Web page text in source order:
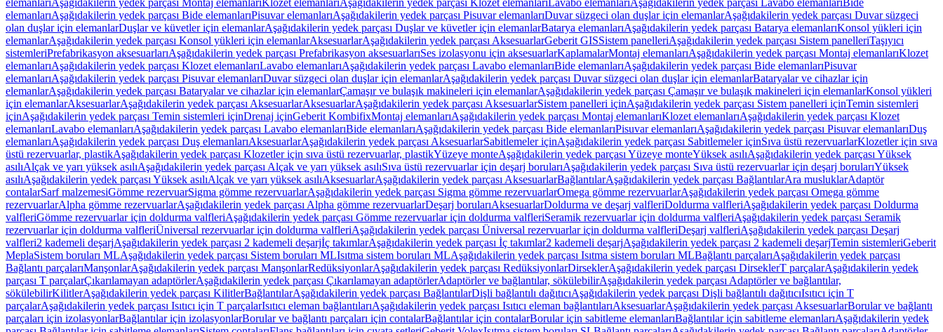
elemanlarıAşağıdakilerin yedek parçası Montaj elemanlarıKlozet elemanlarıAşağıdakilerin yedek parçası Klozet elemanlarıLavabo elemanlarıAşağıdakilerin yedek parçası Lavabo elemanlarıBide
elemanlarıAşağıdakilerin yedek parçası Bide elemanlarıPisuvar elemanlarıAşağıdakilerin yedek parçası Pisuvar elemanlarıDuvar süzgeci olan duşlar için elemanlarAşağıdakilerin yedek parçası Duvar süzgeci
olan duşlar için elemanlarDuşlar ve küvetler için elemanlarAşağıdakilerin yedek parçası Duşlar ve küvetler için elemanlarBatarya elemanlarıAşağıdakilerin yedek parçası Batarya elemanlarıKonsol yükleri için
elemanlarAşağıdakilerin yedek parçası Konsol yükleri için elemanlarAksesuarlarAşağıdakilerin yedek parçası AksesuarlarGeberit GISSistem panelleriAşağıdakilerin yedek parçası Sistem panelleriTaşıyıcı
sistemleriPrefabrikasyon aksesuarlarıAşağıdakilerin yedek parçası Prefabrikasyon aksesuarlarıSes izolasyonu için aksesuarlarKaplamalarMontaj elemanlarıAşağıdakilerin yedek parçası Montaj elemanlarıKlozet
elemanlarıAşağıdakilerin yedek parçası Klozet elemanlarıLavabo elemanlarıAşağıdakilerin yedek parçası Lavabo elemanlarıBide elemanlarıAşağıdakilerin yedek parçası Bide elemanlarıPisuvar
elemanlarıAşağıdakilerin yedek parçası Pisuvar elemanlarıDuvar süzgeci olan duşlar için elemanlarAşağıdakilerin yedek parçası Duvar süzgeci olan duşlar için elemanlarBataryalar ve cihazlar için
elemanlarAşağıdakilerin yedek parçası Bataryalar ve cihazlar için elemanlarÇamaşır ve bulaşık makineleri için elemanlarAşağıdakilerin yedek parçası Çamaşır ve bulaşık makineleri için elemanlarKonsol yükleri
için elemanlarAksesuarlarAşağıdakilerin yedek parçası AksesuarlarAksesuarlarAşağıdakilerin yedek parçası AksesuarlarSistem panelleri içinAşağıdakilerin yedek parçası Sistem panelleri içinTemin sistemleri
içinAşağıdakilerin yedek parçası Temin sistemleri içinDrenaj içinGeberit KombifixMontaj elemanlarıAşağıdakilerin yedek parçası Montaj elemanlarıKlozet elemanlarıAşağıdakilerin yedek parçası Klozet
elemanlarıLavabo elemanlarıAşağıdakilerin yedek parçası Lavabo elemanlarıBide elemanlarıAşağıdakilerin yedek parçası Bide elemanlarıPisuvar elemanlarıAşağıdakilerin yedek parçası Pisuvar elemanlarıDuş
elemanlarıAşağıdakilerin yedek parçası Duş elemanlarıAksesuarlarAşağıdakilerin yedek parçası AksesuarlarSabitlemeler içinAşağıdakilerin yedek parçası Sabitlemeler içinSıva üstü rezervuarlarKlozetler için sıva
üstü rezervuarlar, plastikAşağıdakilerin yedek parçası Klozetler için sıva üstü rezervuarlar, plastikYüzeye monteAşağıdakilerin yedek parçası Yüzeye monteYüksek asılıAşağıdakilerin yedek parçası Yüksek
asılıAlçak ve yarı yüksek asılıAşağıdakilerin yedek parçası Alçak ve yarı yüksek asılıSıva üstü rezervuarlar için deşarj borularıAşağıdakilerin yedek parçası Sıva üstü rezervuarlar için deşarj borularıYüksek
asılıAşağıdakilerin yedek parçası Yüksek asılıAlçak ve yarı yüksek asılıAksesuarlarAşağıdakilerin yedek parçası AksesuarlarBağlantılarAşağıdakilerin yedek parçası BağlantılarAra musluklarAdaptör
contalarSarf malzemesiGömme rezervuarSigma gömme rezervuarlarAşağıdakilerin yedek parçası Sigma gömme rezervuarlarOmega gömme rezervuarlarAşağıdakilerin yedek parçası Omega gömme
rezervuarlarAlpha gömme rezervuarlarAşağıdakilerin yedek parçası Alpha gömme rezervuarlarDeşarj borularıAksesuarlarDoldurma ve deşarj valfleriDoldurma valfleriAşağıdakilerin yedek parçası Doldurma
valfleriGömme rezervuarlar için doldurma valfleriAşağıdakilerin yedek parçası Gömme rezervuarlar için doldurma valfleriSeramik rezervuarlar için doldurma valfleriAşağıdakilerin yedek parçası Seramik
rezervuarlar için doldurma valfleriÜniversal rezervuarlar için doldurma valfleriAşağıdakilerin yedek parçası Üniversal rezervuarlar için doldurma valfleriDeşarj valfleriAşağıdakilerin yedek parçası Deşarj
valfleri2 kademeli deşarjAşağıdakilerin yedek parçası 2 kademeli deşarjİç takımlarAşağıdakilerin yedek parçası İç takımlar2 kademeli deşarjAşağıdakilerin yedek parçası 2 kademeli deşarjTemin sistemleriGeberit
MeplaSistem boruları MLAşağıdakilerin yedek parçası Sistem boruları MLIsıtma sistem boruları MLAşağıdakilerin yedek parçası Isıtma sistem boruları MLBağlantı parçalarıAşağıdakilerin yedek parçası
Bağlantı parçalarıManşonlarAşağıdakilerin yedek parçası ManşonlarRedüksiyonlarAşağıdakilerin yedek parçası RedüksiyonlarDirseklerAşağıdakilerin yedek parçası DirseklerT parçalarAşağıdakilerin yedek
parçası T parçalarÇıkarılamayan adaptörlerAşağıdakilerin yedek parçası Çıkarılamayan adaptörlerAdaptörler ve bağlantılar, sökülebilirAşağıdakilerin yedek parçası Adaptörler ve bağlantılar,
sökülebilirKilitlerAşağıdakilerin yedek parçası KilitlerBağlantılarAşağıdakilerin yedek parçası BağlantılarDişli bağlantılı dağıtıcıAşağıdakilerin yedek parçası Dişli bağlantılı dağıtıcıIsıtıcı için T
parçalarAşağıdakilerin yedek parçası Isıtıcı için T parçalarIsıtıcı eleman bağlantılarıAşağıdakilerin yedek parçası Isıtıcı eleman bağlantılarıAksesuarlarAşağıdakilerin yedek parçası AksesuarlarBorular ve bağlantı
parçaları için izolasyonlarBağlantılar için izolasyonlarBorular ve bağlantı parçaları için contalarBağlantılar için contalarBorular için sabitleme elemanlarıBağlantılar için sabitleme elemanlarıAşağıdakilerin yedek